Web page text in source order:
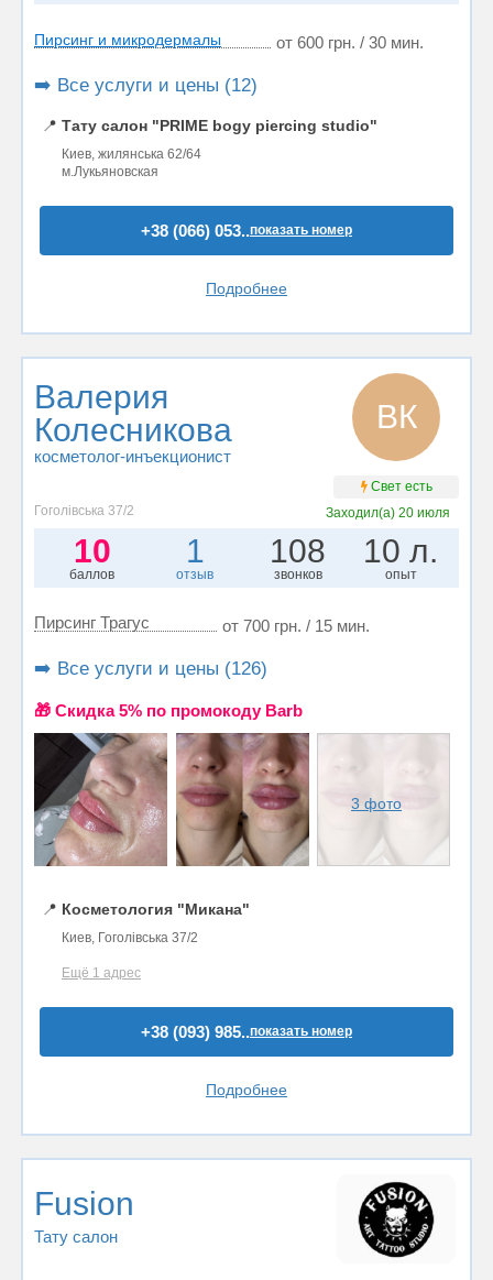
Пирсинг и микродермалы от 600 грн. / 30 мин.
➡️ Все услуги и цены (12)
📍 Тату салон "PRIME bogy piercing studio"
Киев, жилянська 62/64
м.Лукьяновская
+38 (066) 053..показать номер
Подробнее
Валерия
Колесникова
косметолог-инъекционист
ВК
Свет есть
Гоголівська 37/2
Заходил(а)20 июля
10
баллов
1
отзыв
108
звонков
10 л.
опыт
Пирсинг Трагус от 700 грн. / 15 мин.
➡️ Все услуги и цены (126)
🎁 Cкидка 5% по промокоду Barb
3 фото
📍 Косметология "Микана"
Киев, Гоголівська 37/2
Ещё 1 адрес
+38 (093) 985..показать номер
Подробнее
Fusion
Тату салон